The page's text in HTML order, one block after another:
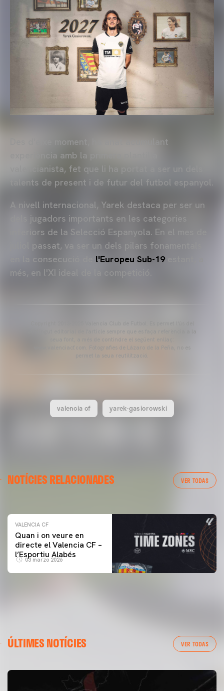
Des d'eixe moment, ha anat acumulant
experiència amb la primera plantilla
valencianista, fet que li ha portat a ser un dels
talents de present i de futur del futbol espanyol.
A nivell internacional, Yarek destaca per ser un
dels jugadors importants en les categories
inferiors de la Selecció Espanyola. En el mes de
juliol passat, va ser un dels pilars fonamentals
en la consecució de l'Europeu Sub-19estant, a
més, en l'XI ideal de la competició.
seua font, a més de contindre el següent enllaç:
www.valenciacf.com. Fotografies de Lázaro de la Peña, no es
permet la seua reutilització.
valencia cf yarek-gasiorowski
NOTÍCIES RELACIONADES VER TODAS
ENTRENAMENT DEL VALENCIA CF 04/03/26
VALENCIA CF
Quan i on veure en
directe el Valencia CF –
l’Esportiu Alabés
03 marzo 2026
ÚLTIMES NOTÍCIES VER TODAS